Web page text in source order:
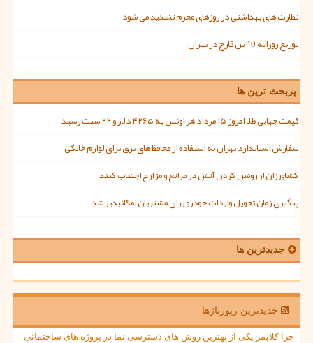
نظارت های بهداشتی در روزهای محرم تشدید می شود
توزیع روزانه 40 تن قارچ در تهران
پربحث ترین ها
قیمت جهانی طلا امروز ۱۵ مرداد هر اونس به ۴۲۶۵ دلار و ۲۲ سنت رسید
سفارش استاندارد تهران به استفاده از محافظ های برق برای لوازم خانگی
کشاورزان از روشن کردن آتش در مراتع و مزارع اجتناب کنند
پیگیری زمان تحویل واردات خودرو برای مشتریان امکانپذیر شد
جدیدترین ها
جدیدترین رپورتاژها
چرا کلایمر یکی از بهترین روش های دسترسی نما در پروژه های ساختمانی